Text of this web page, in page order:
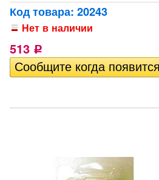
Код товара: 20243
Нет в наличии
513 Р